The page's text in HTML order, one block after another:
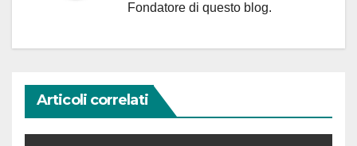
Fondatore di questo blog.
Articoli correlati